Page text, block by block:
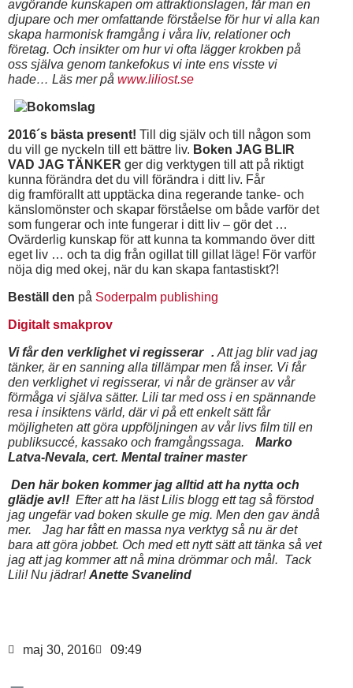
avgörande kunskapen om attraktionslagen, får man en
djupare och mer omfattande förståelse för hur vi alla kan
skapa harmonisk framgång i våra liv, relationer och
företag. Och insikter om hur vi ofta lägger krokben på
oss själva genom tankefokus vi inte ens visste vi
hade… Läs mer på www.liliost.se
2016´s bästa present! Till dig själv och till någon som
du vill ge nyckeln till ett bättre liv. Boken JAG BLIR
VAD JAG TÄNKER ger dig verktygen till att på riktigt
kunna förändra det du vill förändra i ditt liv. Får
dig framförallt att upptäcka dina regerande tanke- och
känslomönster och skapar förståelse om både varför det
som fungerar och inte fungerar i ditt liv – gör det …
Ovärderlig kunskap för att kunna ta kommando över ditt
eget liv … och ta dig från ogillat till gillat läge! För varför
nöja dig med okej, när du kan skapa fantastiskt?!
Beställ den på Soderpalm publishing
Digitalt smakprov
Vi får den verklighet vi regisserar . Att jag blir vad jag
tänker, är en sanning alla tillämpar men få inser. Vi får
den verklighet vi regisserar, vi når de gränser av vår
förmåga vi själva sätter. Lili tar med oss i en spännande
resa i insiktens värld, där vi på ett enkelt sätt får
möjligheten att göra uppföljningen av vår livs film till en
publiksuccé, kassako och framgångssaga.
Marko
Latva-Nevala, cert. Mental trainer master
Den här boken kommer jag alltid att ha nytta och
glädje av!! Efter att ha läst Lilis blogg ett tag så förstod
jag ungefär vad boken skulle ge mig. Men den gav ändå
mer.
Jag har fått en massa nya verktyg så nu är det
bara att göra jobbet. Och med ett nytt sätt att tänka så vet
jag att jag kommer att nå mina drömmar och mål. Tack
Lili! Nu jädrar!Anette Svanelind
maj 30, 2016 09:49